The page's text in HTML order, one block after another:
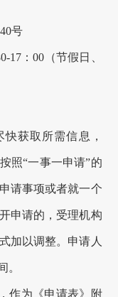
号
17：00（节假日、
获取所需信息，
照“一事一申请”的
请事项或者就一个
申请的，受理机构
加以调整。申请人
。
作为《申请表》附